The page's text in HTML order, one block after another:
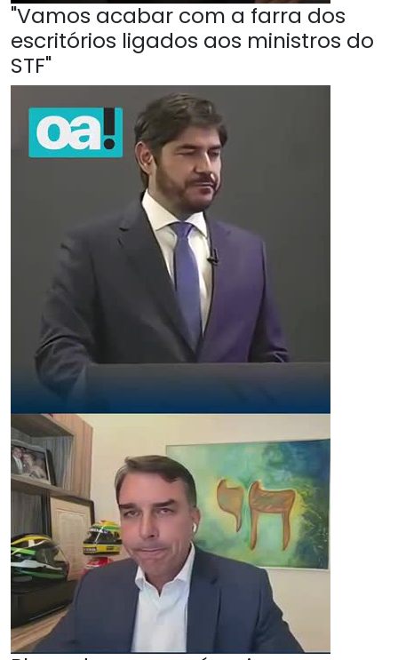
"Vamos acabar com a farra dos
escritórios ligados aos ministros do
STF"